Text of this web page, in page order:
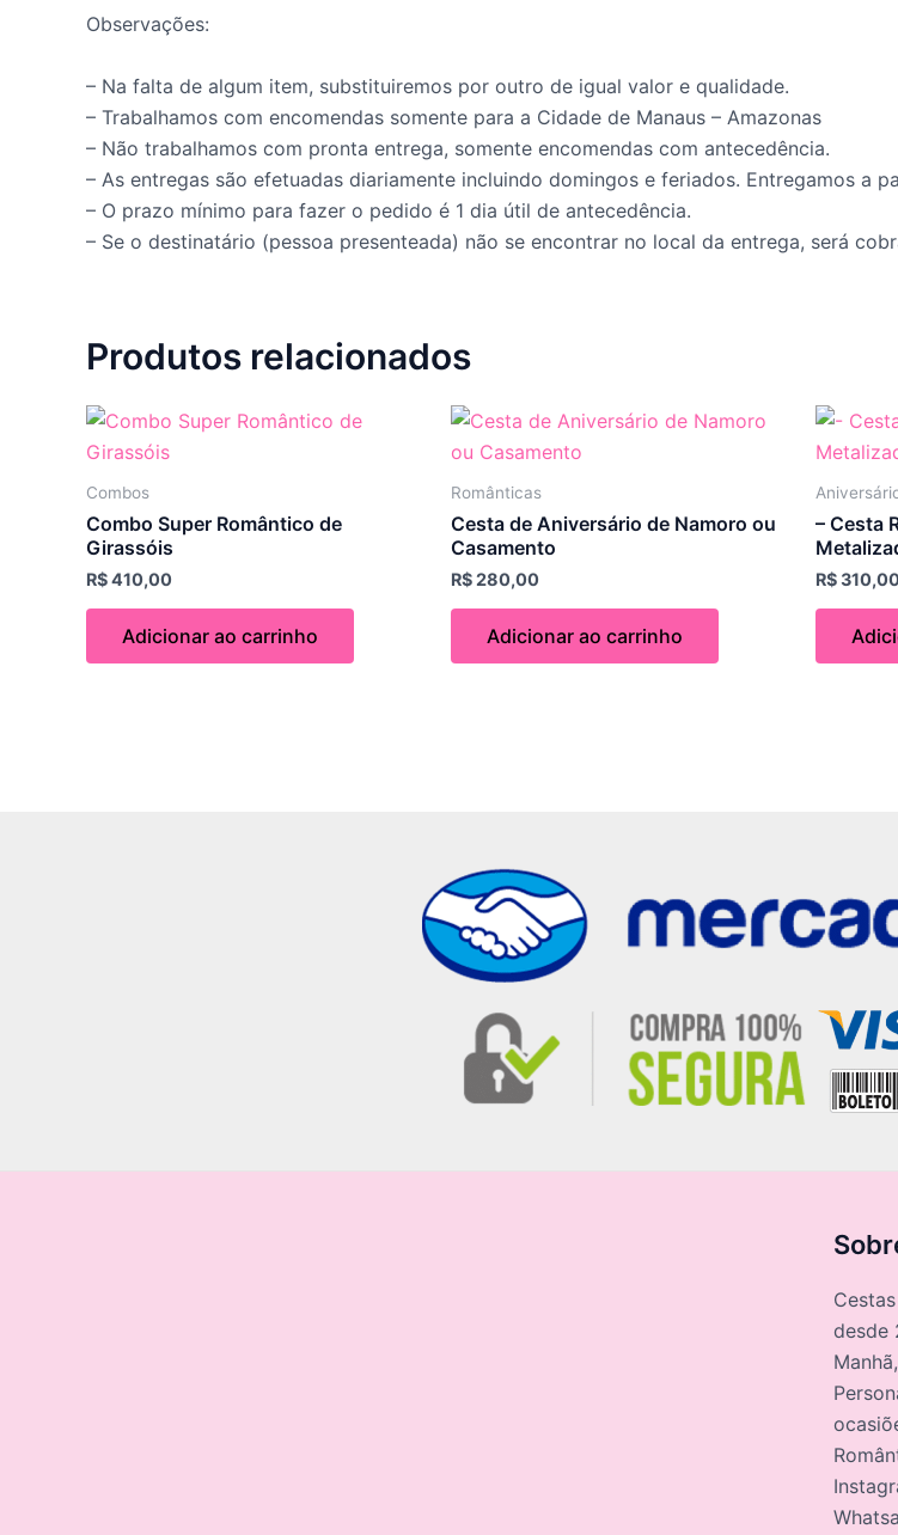
Observações:
– Na falta de algum item, substituiremos por outro de igual valor e qualidade.
– Trabalhamos com encomendas somente para a Cidade de Manaus – Amazonas
– Não trabalhamos com pronta entrega, somente encomendas com antecedência.
– As entregas são efetuadas diariamente incluindo domingos e feriados. Entregamos a
– O prazo mínimo para fazer o pedido é 1 dia útil de antecedência.
– Se o destinatário (pessoa presenteada) não se encontrar no local da entrega, será
Produtos relacionados
Combos
Combo Super Romântico de
Girassóis
R$410,00
Adicionar ao carrinho
Românticas
Cesta de Aniversário de Namoro ou
Casamento
R$280,00
Adicionar ao carrinho
– Cesta
R$
desde